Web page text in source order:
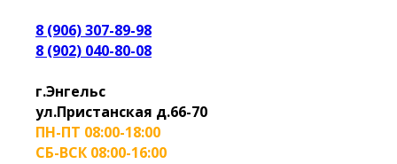
8 (906) 307-89-98
8 (902) 040-80-08
г.Энгельс
ул.Пристанская д.66-70
ПН-ПТ 08:00-18:00
СБ-ВСК 08:00-16:00